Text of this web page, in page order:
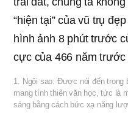
“hiện tại” của vũ trụ
hình ảnh 8 phút trước
cực của 466 năm trước
1. Ngôi sao: Được nói đến trong
mang tính thiên văn học, tức là
sáng bằng cách bức xạ năng